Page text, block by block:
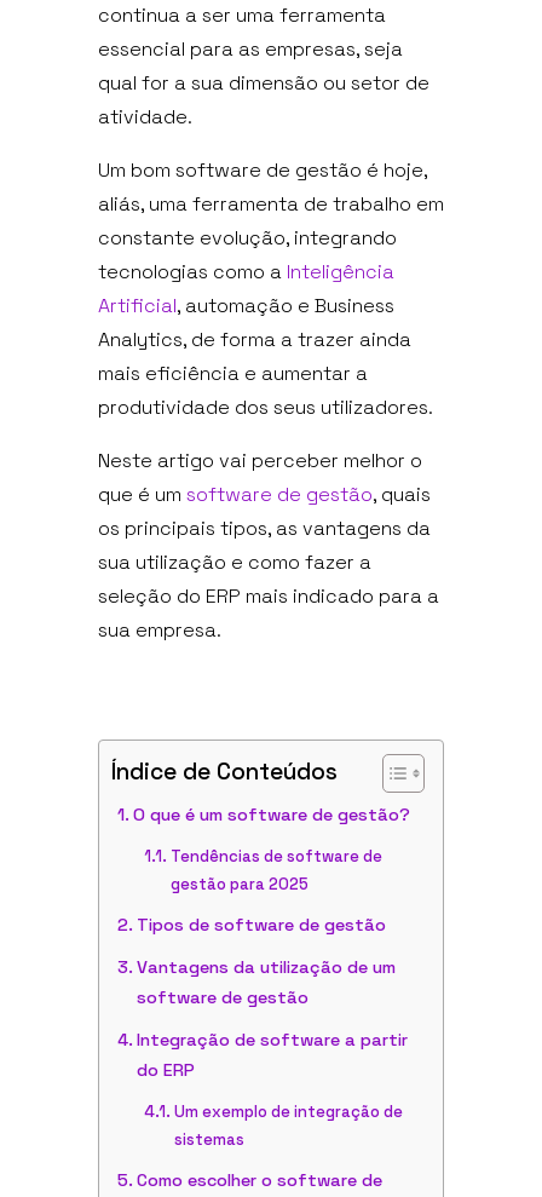
continua a ser uma ferramenta
essencial para as empresas, seja
qual for a sua dimensão ou setor de
atividade.
Um bom software de gestão é hoje,
aliás, uma ferramenta de trabalho em
constante evolução, integrando
tecnologias como a Inteligência
Artificial, automação e Business
Analytics, de forma a trazer ainda
mais eficiência e aumentar a
produtividade dos seus utilizadores.
Neste artigo vai perceber melhor o
que é um software de gestão, quais
os principais tipos, as vantagens da
sua utilização e como fazer a
seleção do ERP mais indicado para a
sua empresa.
Índice de Conteúdos
O que é um software de gestão?
Tendências de software de
gestão para 2025
Tipos de software de gestão
Vantagens da utilização de um
software de gestão
Integração de software a partir
do ERP
Um exemplo de integração de
sistemas
Como escolher o software de